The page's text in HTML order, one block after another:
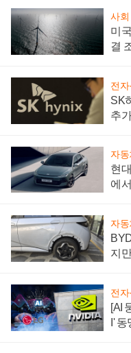
사회
미
결
전자
SK
추
자동
현
에
자동
지
전자
[AI
I'